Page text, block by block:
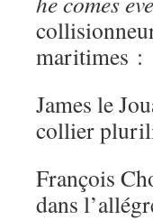
maritimes :
James le
collier
François
dans